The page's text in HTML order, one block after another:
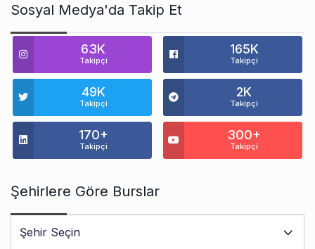
Sosyal Medya'da Takip Et
63K
Takipçi
165K
Takipçi
49K
Takipçi
2K
Takipçi
170+
Takipçi
300+
Takipçi
Şehirlere Göre Burslar